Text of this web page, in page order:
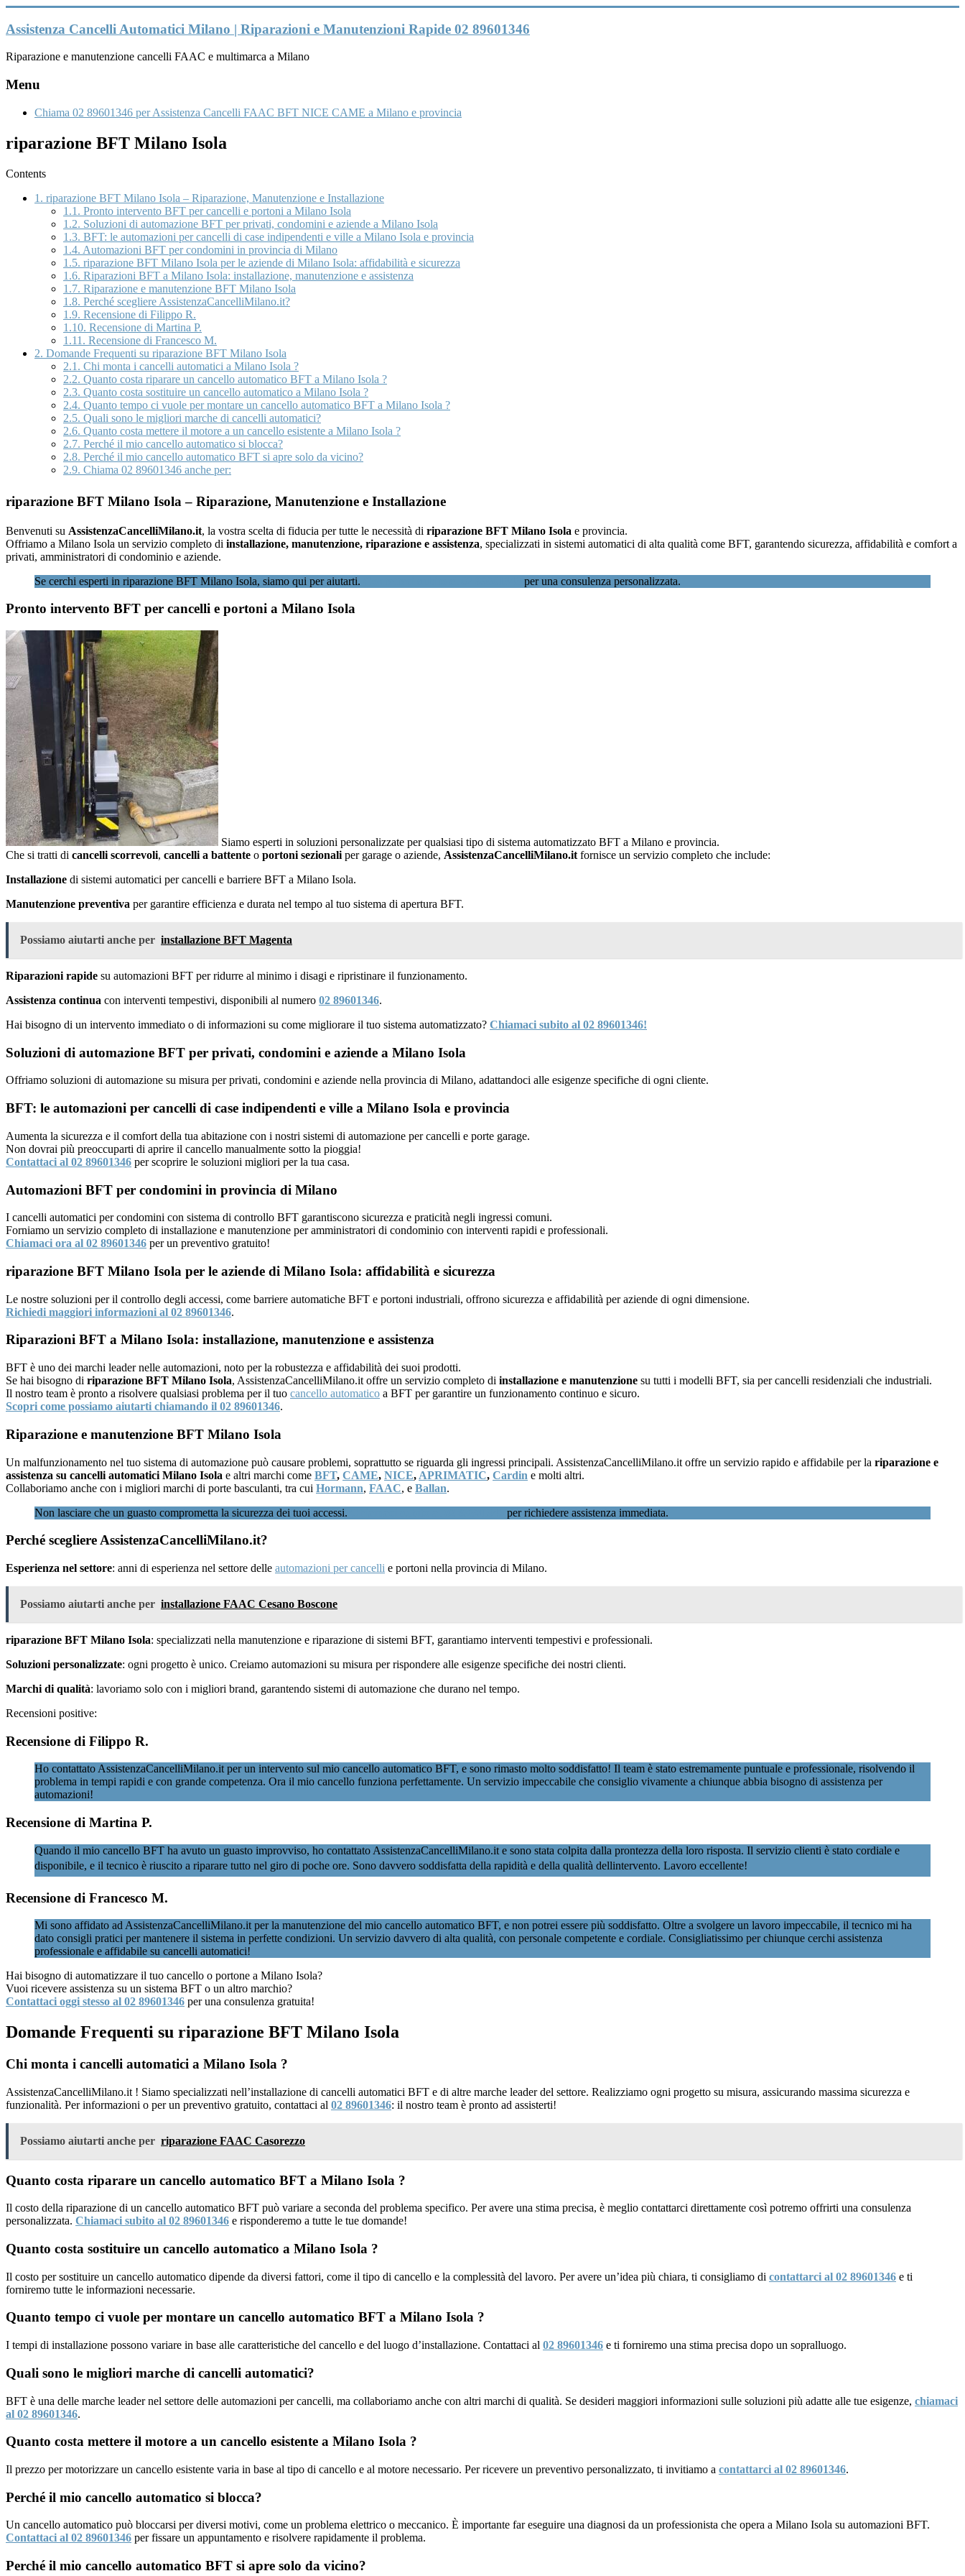
al
contenuto
Assistenza Cancelli Automatici Milano | Riparazioni e Manutenzioni Rapide 02 89601346
Riparazione e manutenzione cancelli FAAC e multimarca a Milano
Menu
Chiama 02 89601346 per Assistenza Cancelli FAAC BFT NICE CAME a Milano e provincia
riparazione BFT Milano Isola
Contents
1. riparazione BFT Milano Isola – Riparazione, Manutenzione e Installazione
1.1. Pronto intervento BFT per cancelli e portoni a Milano Isola
1.2. Soluzioni di automazione BFT per privati, condomini e aziende a Milano Isola
1.3. BFT: le automazioni per cancelli di case indipendenti e ville a Milano Isola e provincia
1.4. Automazioni BFT per condomini in provincia di Milano
1.5. riparazione BFT Milano Isola per le aziende di Milano Isola: affidabilità e sicurezza
1.6. Riparazioni BFT a Milano Isola: installazione, manutenzione e assistenza
1.7. Riparazione e manutenzione BFT Milano Isola
1.8. Perché scegliere AssistenzaCancelliMilano.it?
1.9. Recensione di Filippo R.
1.10. Recensione di Martina P.
1.11. Recensione di Francesco M.
2. Domande Frequenti su riparazione BFT Milano Isola
2.1. Chi monta i cancelli automatici a Milano Isola ?
2.2. Quanto costa riparare un cancello automatico BFT a Milano Isola ?
2.3. Quanto costa sostituire un cancello automatico a Milano Isola ?
2.4. Quanto tempo ci vuole per montare un cancello automatico BFT a Milano Isola ?
2.5. Quali sono le migliori marche di cancelli automatici?
2.6. Quanto costa mettere il motore a un cancello esistente a Milano Isola ?
2.7. Perché il mio cancello automatico si blocca?
2.8. Perché il mio cancello automatico BFT si apre solo da vicino?
2.9. Chiama 02 89601346 anche per:
riparazione BFT Milano Isola – Riparazione, Manutenzione e Installazione
Benvenuti su AssistenzaCancelliMilano.it, la vostra scelta di fiducia per tutte le necessità di riparazione BFT Milano Isola e provincia.
Offriamo a Milano Isola un servizio completo di installazione, manutenzione, riparazione e assistenza, specializzati in sistemi automatici di alta qualità come BFT, garantendo sicurezza, affidabilità e comfort a
privati, amministratori di condominio e aziende.
Se cerchi esperti in riparazione BFT Milano Isola, siamo qui per aiutarti.
per una consulenza personalizzata.
Pronto intervento BFT per cancelli e portoni a Milano Isola
Siamo esperti in soluzioni personalizzate per qualsiasi tipo di sistema automatizzato BFT a Milano e provincia.
Che si tratti di cancelli scorrevoli, cancelli a battente o portoni sezionali per garage o aziende, AssistenzaCancelliMilano.it fornisce un servizio completo che include:
Installazione di sistemi automatici per cancelli e barriere BFT a Milano Isola.
Manutenzione preventiva per garantire efficienza e durata nel tempo al tuo sistema di apertura BFT.
Possiamo aiutarti anche per installazione BFT Magenta
Riparazioni rapide su automazioni BFT per ridurre al minimo i disagi e ripristinare il funzionamento.
Assistenza continua con interventi tempestivi, disponibili al numero 02 89601346.
Hai bisogno di un intervento immediato o di informazioni su come migliorare il tuo sistema automatizzato? Chiamaci subito al 02 89601346!
Soluzioni di automazione BFT per privati, condomini e aziende a Milano Isola
Offriamo soluzioni di automazione su misura per privati, condomini e aziende nella provincia di Milano, adattandoci alle esigenze specifiche di ogni cliente.
BFT: le automazioni per cancelli di case indipendenti e ville a Milano Isola e provincia
Aumenta la sicurezza e il comfort della tua abitazione con i nostri sistemi di automazione per cancelli e porte garage.
Non dovrai più preoccuparti di aprire il cancello manualmente sotto la pioggia!
Contattaci al 02 89601346 per scoprire le soluzioni migliori per la tua casa.
Automazioni BFT per condomini in provincia di Milano
I cancelli automatici per condomini con sistema di controllo BFT garantiscono sicurezza e praticità negli ingressi comuni.
Forniamo un servizio completo di installazione e manutenzione per amministratori di condominio con interventi rapidi e professionali.
Chiamaci ora al 02 89601346 per un preventivo gratuito!
riparazione BFT Milano Isola per le aziende di Milano Isola: affidabilità e sicurezza
Le nostre soluzioni per il controllo degli accessi, come barriere automatiche BFT e portoni industriali, offrono sicurezza e affidabilità per aziende di ogni dimensione.
Richiedi maggiori informazioni al 02 89601346.
Riparazioni BFT a Milano Isola: installazione, manutenzione e assistenza
BFT è uno dei marchi leader nelle automazioni, noto per la robustezza e affidabilità dei suoi prodotti.
Se hai bisogno di riparazione BFT Milano Isola, AssistenzaCancelliMilano.it offre un servizio completo di installazione e manutenzione su tutti i modelli BFT, sia per cancelli residenziali che industriali.
Il nostro team è pronto a risolvere qualsiasi problema per il tuo cancello automatico a BFT per garantire un funzionamento continuo e sicuro.
Scopri come possiamo aiutarti chiamando il 02 89601346.
Riparazione e manutenzione BFT Milano Isola
Un malfunzionamento nel tuo sistema di automazione può causare problemi, soprattutto se riguarda gli ingressi principali. AssistenzaCancelliMilano.it offre un servizio rapido e affidabile per la riparazione e
assistenza su cancelli automatici Milano Isola e altri marchi come BFT, CAME, NICE, APRIMATIC, Cardin e molti altri.
Collaboriamo anche con i migliori marchi di porte basculanti, tra cui Hormann, FAAC, e Ballan.
Non lasciare che un guasto comprometta la sicurezza dei tuoi accessi.
per richiedere assistenza immediata.
Perché scegliere AssistenzaCancelliMilano.it?
Esperienza nel settore: anni di esperienza nel settore delle automazioni per cancelli e portoni nella provincia di Milano.
Possiamo aiutarti anche per installazione FAAC Cesano Boscone
riparazione BFT Milano Isola: specializzati nella manutenzione e riparazione di sistemi BFT, garantiamo interventi tempestivi e professionali.
Soluzioni personalizzate: ogni progetto è unico. Creiamo automazioni su misura per rispondere alle esigenze specifiche dei nostri clienti.
Marchi di qualità: lavoriamo solo con i migliori brand, garantendo sistemi di automazione che durano nel tempo.
Recensioni positive:
Recensione di Filippo R.
Ho contattato AssistenzaCancelliMilano.it per un intervento sul mio cancello automatico BFT, e sono rimasto molto soddisfatto! Il team è stato estremamente puntuale e professionale, risolvendo il
problema in tempi rapidi e con grande competenza. Ora il mio cancello funziona perfettamente. Un servizio impeccabile che consiglio vivamente a chiunque abbia bisogno di assistenza per
automazioni!
Recensione di Martina P.
Quando il mio cancello BFT ha avuto un guasto improvviso, ho contattato AssistenzaCancelliMilano.it e sono stata colpita dalla prontezza della loro risposta. Il servizio clienti è stato cordiale e
disponibile, e il tecnico è riuscito a riparare tutto nel giro di poche ore. Sono davvero soddisfatta della rapidità e della qualità dellintervento. Lavoro eccellente!
Recensione di Francesco M.
Mi sono affidato ad AssistenzaCancelliMilano.it per la manutenzione del mio cancello automatico BFT, e non potrei essere più soddisfatto. Oltre a svolgere un lavoro impeccabile, il tecnico mi ha
dato consigli pratici per mantenere il sistema in perfette condizioni. Un servizio davvero di alta qualità, con personale competente e cordiale. Consigliatissimo per chiunque cerchi assistenza
professionale e affidabile su cancelli automatici!
Hai bisogno di automatizzare il tuo cancello o portone a Milano Isola?
Vuoi ricevere assistenza su un sistema BFT o un altro marchio?
Contattaci oggi stesso al 02 89601346 per una consulenza gratuita!
Domande Frequenti su riparazione BFT Milano Isola
Chi monta i cancelli automatici a Milano Isola ?
AssistenzaCancelliMilano.it ! Siamo specializzati nell’installazione di cancelli automatici BFT e di altre marche leader del settore. Realizziamo ogni progetto su misura, assicurando massima sicurezza e
funzionalità. Per informazioni o per un preventivo gratuito, contattaci al 02 89601346: il nostro team è pronto ad assisterti!
Possiamo aiutarti anche per riparazione FAAC Casorezzo
Quanto costa riparare un cancello automatico BFT a Milano Isola ?
Il costo della riparazione di un cancello automatico BFT può variare a seconda del problema specifico. Per avere una stima precisa, è meglio contattarci direttamente così potremo offrirti una consulenza
personalizzata. Chiamaci subito al 02 89601346 e risponderemo a tutte le tue domande!
Quanto costa sostituire un cancello automatico a Milano Isola ?
Il costo per sostituire un cancello automatico dipende da diversi fattori, come il tipo di cancello e la complessità del lavoro. Per avere un’idea più chiara, ti consigliamo di contattarci al 02 89601346 e ti
forniremo tutte le informazioni necessarie.
Quanto tempo ci vuole per montare un cancello automatico BFT a Milano Isola ?
I tempi di installazione possono variare in base alle caratteristiche del cancello e del luogo d’installazione. Contattaci al 02 89601346 e ti forniremo una stima precisa dopo un sopralluogo.
Quali sono le migliori marche di cancelli automatici?
BFT è una delle marche leader nel settore delle automazioni per cancelli, ma collaboriamo anche con altri marchi di qualità. Se desideri maggiori informazioni sulle soluzioni più adatte alle tue esigenze, chiamaci
al 02 89601346.
Quanto costa mettere il motore a un cancello esistente a Milano Isola ?
Il prezzo per motorizzare un cancello esistente varia in base al tipo di cancello e al motore necessario. Per ricevere un preventivo personalizzato, ti invitiamo a contattarci al 02 89601346.
Perché il mio cancello automatico si blocca?
Un cancello automatico può bloccarsi per diversi motivi, come un problema elettrico o meccanico. È importante far eseguire una diagnosi da un professionista che opera a Milano Isola su automazioni BFT.
Contattaci al 02 89601346 per fissare un appuntamento e risolvere rapidamente il problema.
Perché il mio cancello automatico BFT si apre solo da vicino?